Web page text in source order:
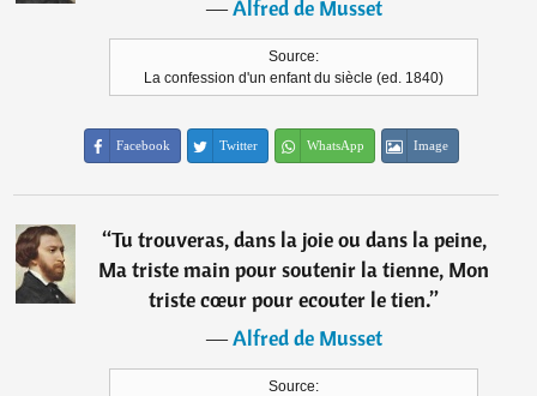
―Alfred de Musset
Source:
La confession d'un enfant du siècle (ed. 1840)
Facebook Twitter WhatsApp Image
“Tu trouveras, dans la joie ou dans la peine,
Ma triste main pour soutenir la tienne, Mon
triste cœur pour ecouter le tien.”
―Alfred de Musset
Source: